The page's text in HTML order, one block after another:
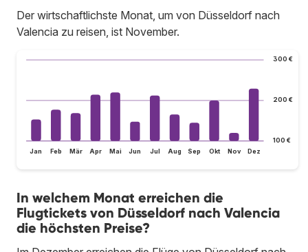
Der wirtschaftlichste Monat, um von Düsseldorf nach
Valencia zu reisen, ist November.
100 €
200 €
300 €
Jan Feb Mär Apr Mai Jun Jul Aug Sep Okt Nov Dez
In welchem Monat erreichen die
Flugtickets von Düsseldorf nach Valencia
die höchsten Preise?